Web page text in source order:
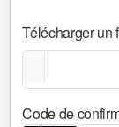
Télécharger un
Code de